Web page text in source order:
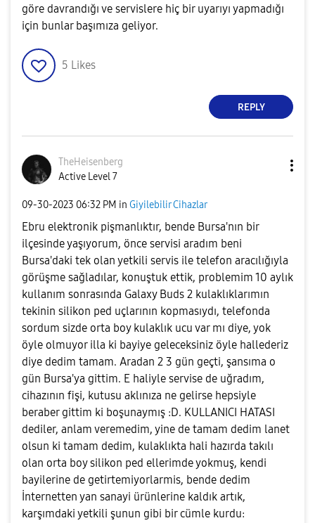
göre davrandığı ve servislere hiç bir uyarıyı yapmadığı
için bunlar başımıza geliyor.
5 Likes
REPLY
TheHeisenberg
Active Level 7
‎09-30-2023 06:32 PM in Giyilebilir Cihazlar
Ebru elektronik pişmanlıktır, bende Bursa'nın bir
ilçesinde yaşıyorum, önce servisi aradım beni
Bursa'daki tek olan yetkili servis ile telefon aracılığıyla
görüşme sağladılar, konuştuk ettik, problemim 10 aylık
kullanım sonrasında Galaxy Buds 2 kulaklıklarımın
tekinin silikon ped uçlarının kopmasıydı, telefonda
sordum sizde orta boy kulaklık ucu var mı diye, yok
öyle olmuyor illa ki bayiye geleceksiniz öyle hallederiz
diye dedim tamam. Aradan 2 3 gün geçti, şansıma o
gün Bursa'ya gittim. E haliyle servise de uğradım,
cihazının fişi, kutusu aklınıza ne gelirse hepsiyle
beraber gittim ki boşunaymış :D. KULLANICI HATASI
dediler, anlam veremedim, yine de tamam dedim lanet
olsun ki tamam dedim, kulaklıkta hali hazırda takılı
olan orta boy silikon ped ellerimde yokmuş, kendi
bayilerine de getirtemiyorlarmis, bende dedim
İnternetten yan sanayi ürünlerine kaldık artık,
karşımdaki yetkili şunun gibi bir cümle kurdu: